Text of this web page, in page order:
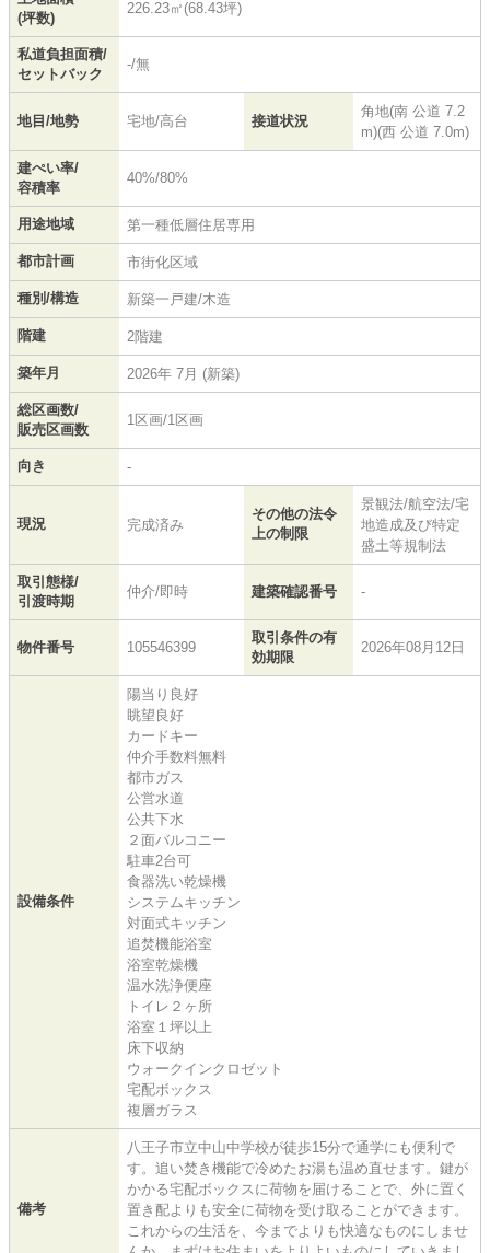
(坪数)
226.23㎡(68.43坪)
私道負担面積/
セットバック
-/無
地目/地勢 宅地/高台 接道状況
角地(南 公道 7.2
m)(西 公道 7.0m)
建ぺい率/
容積率
40%/80%
用途地域 第一種低層住居専用
都市計画 市街化区域
種別/構造 新築一戸建/木造
階建 2階建
築年月 2026年 7月 (新築)
総区画数/
販売区画数
1区画/1区画
向き -
現況 完成済み
その他の法令
上の制限
景観法/航空法/宅
地造成及び特定
盛土等規制法
取引態様/
引渡時期
仲介/即時 建築確認番号 -
物件番号 105546399
取引条件の有
効期限
2026年08月12日
設備条件
陽当り良好
眺望良好
カードキー
仲介手数料無料
都市ガス
公営水道
公共下水
２面バルコニー
駐車2台可
食器洗い乾燥機
システムキッチン
対面式キッチン
追焚機能浴室
浴室乾燥機
温水洗浄便座
トイレ２ヶ所
浴室１坪以上
床下収納
ウォークインクロゼット
宅配ボックス
複層ガラス
備考
八王子市立中山中学校が徒歩15分で通学にも便利で
す。追い焚き機能で冷めたお湯も温め直せます。鍵が
かかる宅配ボックスに荷物を届けることで、外に置く
置き配よりも安全に荷物を受け取ることができます。
これからの生活を、今までよりも快適なものにしませ